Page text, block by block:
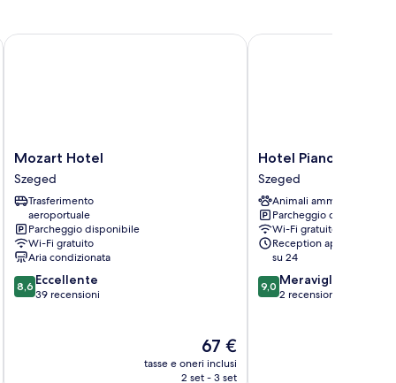
Mozart
Hotel
Szeged
Mozart Hotel
Szeged
Trasferimento
aeroportuale
Parcheggio disponibile
Wi-Fi gratuito
Aria condizionata
8.6
su
8,6 Eccellente
39 recensioni
Il
prezzo
attuale
67 €
tasse e oneri inclusi
2 set - 3 set
Mozart Hotel
Hotel
Piano
Szeged
Hotel Piano
Szeged
Animali ammessi
Parcheggio disponibile
Wi-Fi gratuito
Reception aperta 24 ore
su 24
9.0
su
9,0 Meraviglioso
2 recensioni
Hotel Piano